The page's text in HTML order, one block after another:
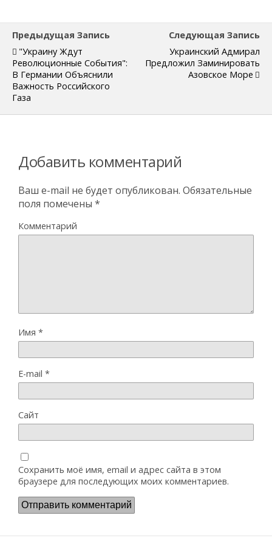
Предыдущая Запись
"Украину Ждут
Революционные События":
В Германии Объяснили
Важность Российского
Газа
Следующая Запись
Украинский Адмирал
Предложил Заминировать
Азовское Море
Добавить комментарий
Ваш e-mail не будет опубликован. Обязательные
поля помечены *
Комментарий
Имя *
E-mail *
Сайт
Сохранить моё имя, email и адрес сайта в этом
браузере для последующих моих комментариев.